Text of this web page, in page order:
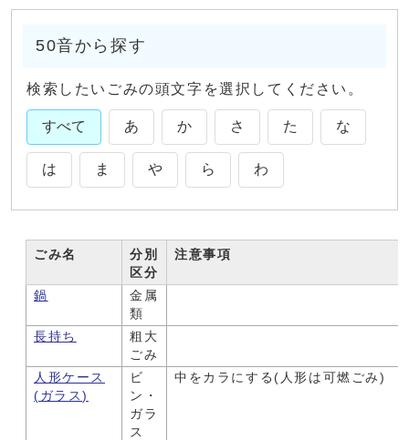
50音から探す
検索したいごみの頭文字を選択してください。
すべて あ か さ た な
は ま や ら わ
ごみ一覧
ごみ名
分別
区分
注意事項
鍋
金属
類
長持ち
粗大
ごみ
人形ケース
(ガラス)
ビ
ン・
ガラ
ス
中をカラにする(人形は可燃ごみ)